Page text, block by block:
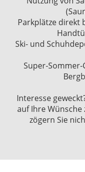
Parkplätze direkt
Ski- und
Super-
Interesse
auf Ihre Wünsche
zögern Sie